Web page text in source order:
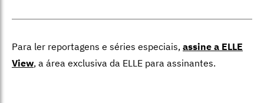
Para ler reportagens e séries especiais, assine a ELLE
View, a área exclusiva da ELLE para assinantes.